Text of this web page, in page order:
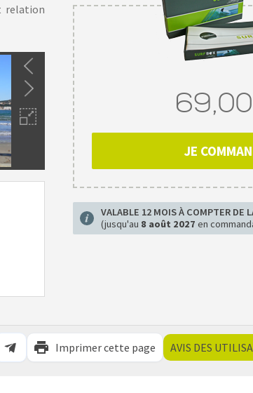
relation
JE
VALABLE 12 MOIS À COMPTER DE
(jusqu'au 8 août 2027 en
Imprimer cette page AVIS DES